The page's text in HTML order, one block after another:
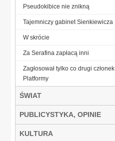
Pseudokibice nie znikną
Tajemniczy gabinet Sienkiewicza
W skrócie
Za Serafina zapłacą inni
Zagłosował tylko co drugi członek
Platformy
ŚWIAT
PUBLICYSTYKA, OPINIE
KULTURA